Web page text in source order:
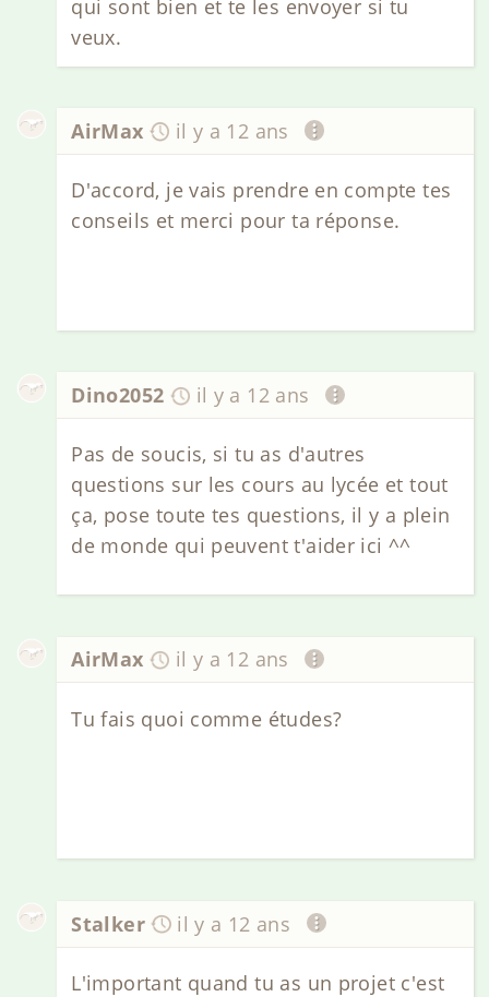
qui sont bien et te les envoyer si tu
veux.
AirMax il y a 12 ans
D'accord, je vais prendre en compte tes
conseils et merci pour ta réponse.
Dino2052 il y a 12 ans
Pas de soucis, si tu as d'autres
questions sur les cours au lycée et tout
ça, pose toute tes questions, il y a plein
de monde qui peuvent t'aider ici ^^
AirMax il y a 12 ans
Tu fais quoi comme études?
Stalker il y a 12 ans
L'important quand tu as un projet c'est